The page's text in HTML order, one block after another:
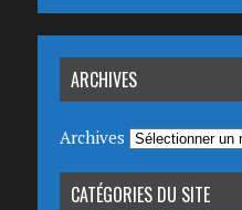
ARCHIVES
Archives
CATÉGORIES DU SITE